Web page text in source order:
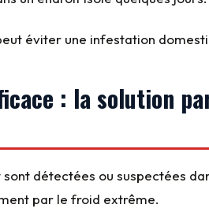
éviter une infestation
: la solution
détectées ou suspectées
par le froid extrême.